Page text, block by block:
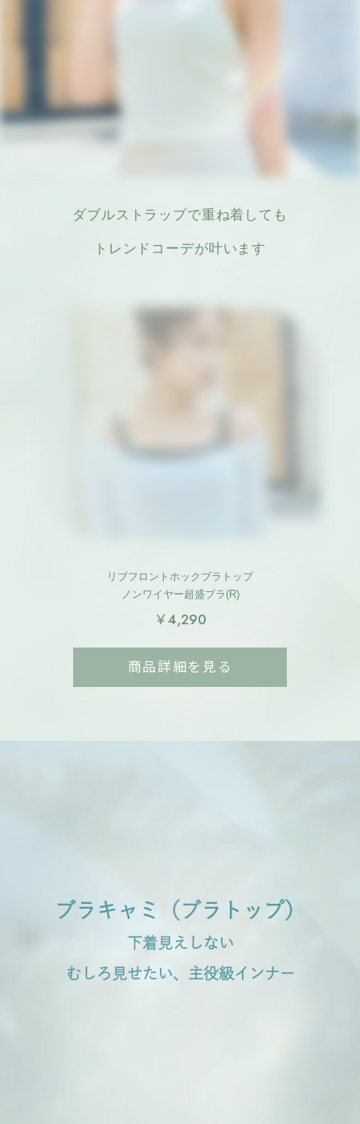
ダブルストラップで重ね着しても
トレンドコーデが叶います
リブフロントホックブラトップ
ノンワイヤー超盛ブラ(R)
￥4,290
商品詳細を見る
ブラキャミ（ブラトップ）
下着見えしない
むしろ見せたい、主役級インナー